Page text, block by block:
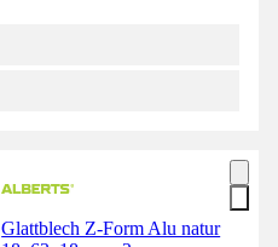
Glattblech Z-Form Alu natur